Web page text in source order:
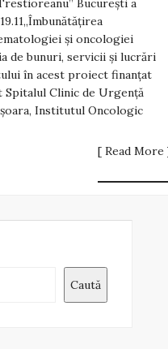
București a
și oncologiei
de bunuri, servicii și lucrări
în acest proiect finanțat
Clinic de Urgență
Institutul Oncologic
[ Read More
Caută